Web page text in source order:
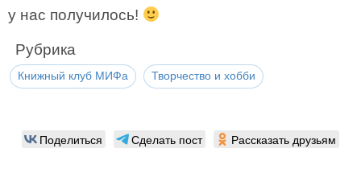
у нас получилось!
Рубрика
Книжный клуб МИФа Творчество и хобби
Поделиться Сделать пост Рассказать друзьям